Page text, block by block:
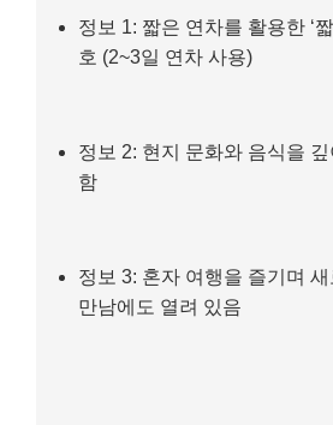
정보 1: 짧은 연차를 활용한 ‘
호 (2~3일 연차 사용)
정보 2: 현지 문화와 음식을
함
정보 3: 혼자 여행을 즐기며
만남에도 열려 있음